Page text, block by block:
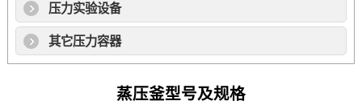
压力实验设备
其它压力容器
蒸压釜型号及规格